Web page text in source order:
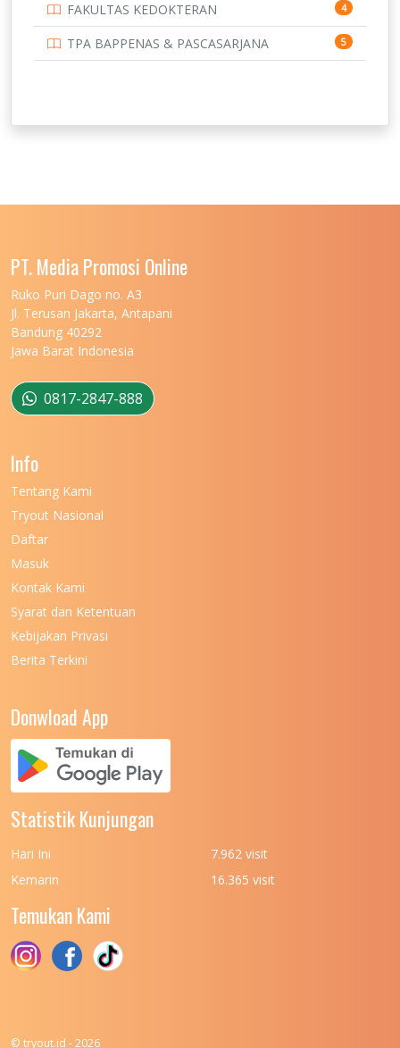
11
134
UNIVERSITAS JEMBER
UNIVERSITAS MALIKUSSALEH
UNIVERSITAS MARITIM RAJA ALI HAJI
UNIVERSITAS MATARAM
UNIVERSITAS MULAWARMAN
UNIVERSITAS MUSAMUS
UNIVERSITAS NEGERI KHAIRUN
UNIVERSITAS NEGERI MANADO
UNIVERSITAS NEGERI MEDAN
UNIVERSITAS NEGERI PADANG
UNIVERSITAS NUSA CENDANA
UNIVERSITAS PADJADJARAN
UNIVERSITAS PATTIMURA
(UPN) VETERAN JAKARTA
UNIVERSITAS PEMBANGUNAN NASIONAL
(UPN) VETERAN JAWA TIMUR
UNIVERSITAS PEMBANGUNAN NASIONAL
FAKULTAS KEDOKTERAN 4
TPA BAPPENAS & PASCASARJANA 5
PT. Media Promosi Online
Ruko Puri Dago no. A3
Jl. Terusan Jakarta, Antapani
Bandung 40292
Jawa Barat Indonesia
0817-2847-888
Info
Tentang Kami
Tryout Nasional
Daftar
Masuk
Kontak Kami
Syarat dan Ketentuan
Kebijakan Privasi
Berita Terkini
Donwload App
Statistik Kunjungan
Hari Ini
7.962 visit
Kemarin
16.365 visit
Temukan Kami
© tryout.id - 2026